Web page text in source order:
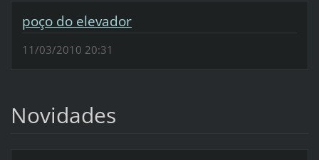
poço do elevador
11/03/2010 20:31
Novidades